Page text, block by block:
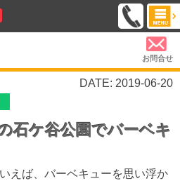
お問合せ
DATE: 2019-06-20
石ケ谷公園でバーベキ
えば、バーベキューを思い浮か